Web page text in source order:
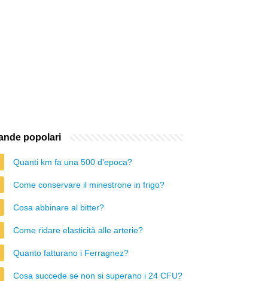
popolari
Quanti km fa una 500 d'epoca?
Come conservare il minestrone in frigo?
Cosa abbinare al bitter?
Come ridare elasticità alle arterie?
Quanto fatturano i Ferragnez?
Cosa succede se non si superano i 24 CFU?